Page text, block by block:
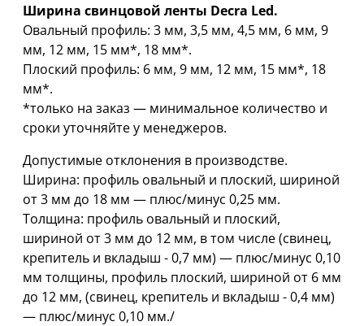
Ширина свинцовой ленты Decra Led.
Овальный профиль: 3 мм, 3,5 мм, 4,5 мм, 6 мм, 9
мм, 12 мм, 15 мм*, 18 мм*.
Плоский профиль: 6 мм, 9 мм, 12 мм, 15 мм*, 18
мм*.
*только на заказ — минимальное количество и
сроки уточняйте у менеджеров.
Допустимые отклонения в производстве.
Ширина: профиль овальный и плоский, шириной
oт 3 мм дo 18 мм — плюс/минус 0,25 мм.
Толщина: профиль овальный и плоский,
шириной oт 3 мм дo 12 мм, в том числе (свинец,
крепитель и вкладыш - 0,7 мм) — плюс/минус 0,10
мм толщины, профиль плоский, шириной от 6 мм
дo 12 мм, (свинец, крепитель и вкладыш - 0,4 мм)
— плюс/минус 0,10 мм./